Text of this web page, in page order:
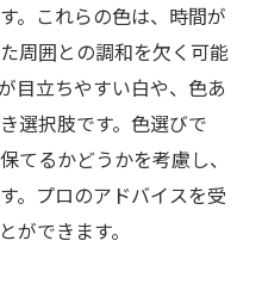
。これらの色は、時間が
周囲との調和を欠く可能
目立ちやすい白や、色あ
選択肢です。色選びで
てるかどうかを考慮し、
。プロのアドバイスを受
ができます。